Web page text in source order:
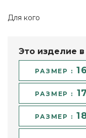
Для кого
Это изделие
РАЗМЕР : 16
РАЗМЕР : 17
РАЗМЕР :